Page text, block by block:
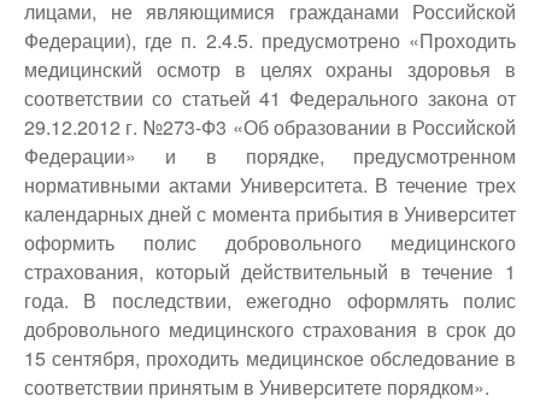
лицами, не являющимися гражданами Российской
Федерации), где п. 2.4.5. предусмотрено «Проходить
медицинский осмотр в целях охраны здоровья в
соответствии со статьей 41 Федерального закона от
29.12.2012 г. №273-Ф3 «Об образовании в Российской
Федерации» и в порядке, предусмотренном
нормативными актами Университета. В течение трех
календарных дней с момента прибытия в Университет
оформить полис добровольного медицинского
страхования, который действительный в течение 1
года. В последствии, ежегодно оформлять полис
добровольного медицинского страхования в срок до
15 сентября, проходить медицинское обследование в
соответствии принятым в Университете порядком».